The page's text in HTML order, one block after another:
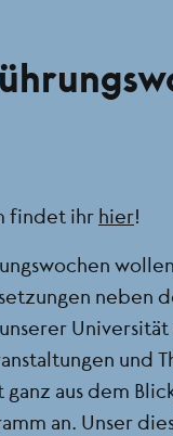
findet ihr hier!
neben
Universität
und
aus dem
an. Unser